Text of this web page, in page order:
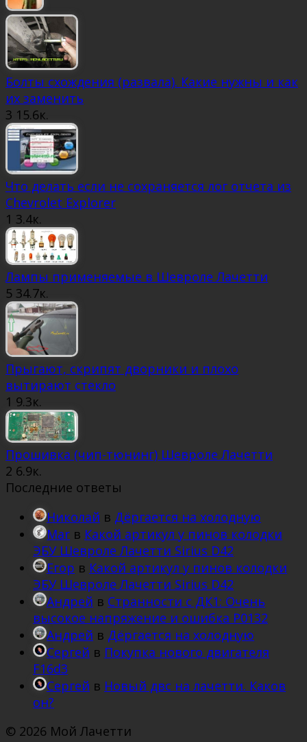
Болты схождения (развала). Какие нужны и как
их заменить
3 15.6к.
Что делать если не сохраняется лог отчета из
Chevrolet Explorer
1 3.4к.
Лампы применяемые в Шевроле Лачетти
5 34.7к.
Прыгают, скрипят дворники и плохо
вытирают стекло
1 9.3к.
Прошивка (чип-тюнинг) Шевроле Лачетти
2 6.9к.
Последние ответы
Николай в Дёргается на холодную
Mar в Какой артикул у пинов колодки
ЭБУ Шевроле Лачетти Sirius D42
Егор в Какой артикул у пинов колодки
ЭБУ Шевроле Лачетти Sirius D42
Андрей в Странности с ДК1: Очень
высокое напряжение и ошибка Р0132
Андрей в Дёргается на холодную
Сергей в Покупка нового двигателя
F16d3
Сергей в Новый двс на лачетти. Каков
он?
© 2026 Мой Лачетти